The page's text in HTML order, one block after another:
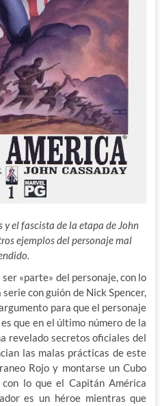
el fascista de la etapa de John
ejemplos del personaje mal
«parte» del personaje, con lo
con guión de Nick Spencer,
para que el personaje
que en el último número de la
revelado secretos oficiales del
las malas prácticas de este
Rojo y montarse un Cubo
con lo que el Capitán América
es un héroe mientras que